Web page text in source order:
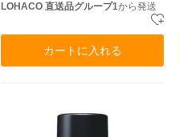
LOHACO 直送品グループ1から発送
カートに入れる